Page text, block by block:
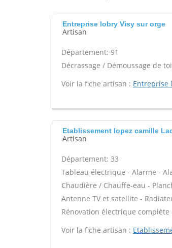
Entreprise lobry Visy sur orge
Artisan
Département: 91
Décrassage / Démoussage de
Voir la fiche artisan : Entreprise
Etablissement lopez camille
Artisan
Département: 33
Tableau électrique - Alarme -
Chaudière / Chauffe-eau -
Antenne TV et satellite -
Rénovation électrique
Voir la fiche artisan :